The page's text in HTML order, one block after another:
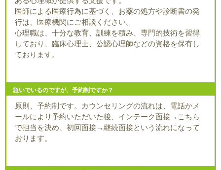
医師による医療行為に基づく、お薬の処方や診断書の発
行は、医療機関にご相談ください。
心理職は、十分な教育、訓練を積み、専門的技術を習得
しており、臨床心理士、公認心理師などの資格を保有し
ております。
急いでいるのですが、予約制ですか？
原則、予約制です。カウンセリングの流れは、電話かメ
ールにより予約いただいた後、インテーク面接→こちら
で担当を決め、初回面接→継続面接という流れになって
おります。